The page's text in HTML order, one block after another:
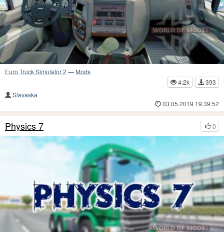
Euro Truck Simulator 2 — Mods
4.2k
393
Slavaska
03.05.2019 19:39:52
0
Physics 7